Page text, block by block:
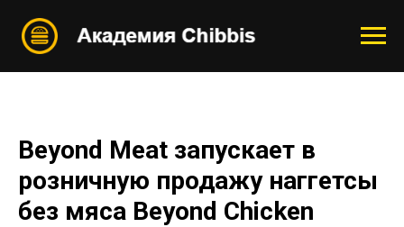
Beyond Meat запускает в
розничную продажу наггетсы
без мяса Beyond Chicken